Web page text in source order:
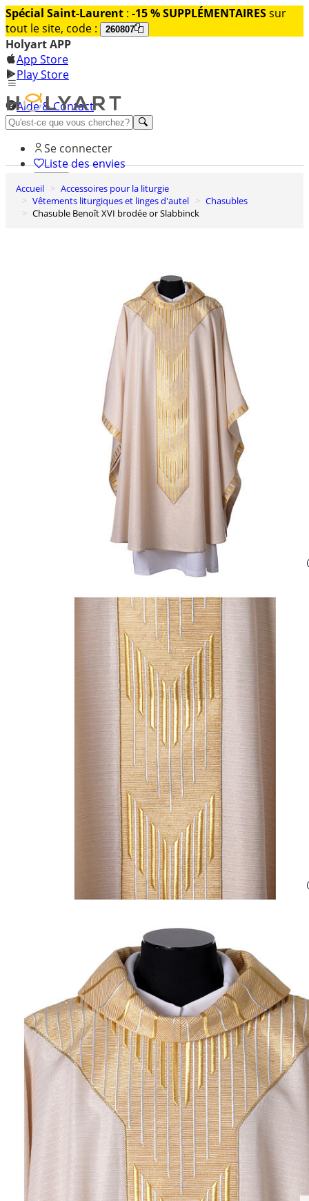
Spécial Saint-Laurent : -15 % SUPPLÉMENTAIRESsur
tout le site, code :
260807
Holyart APP
App Store
Play Store
Aide & Contact
Découvrez Premium
Se connecter
Liste des envies
0
Panier
Accueil
Accessoires pour la liturgie
Vêtements liturgiques et linges d'autel
Chasubles
Chasuble Benoît XVI brodée or Slabbinck